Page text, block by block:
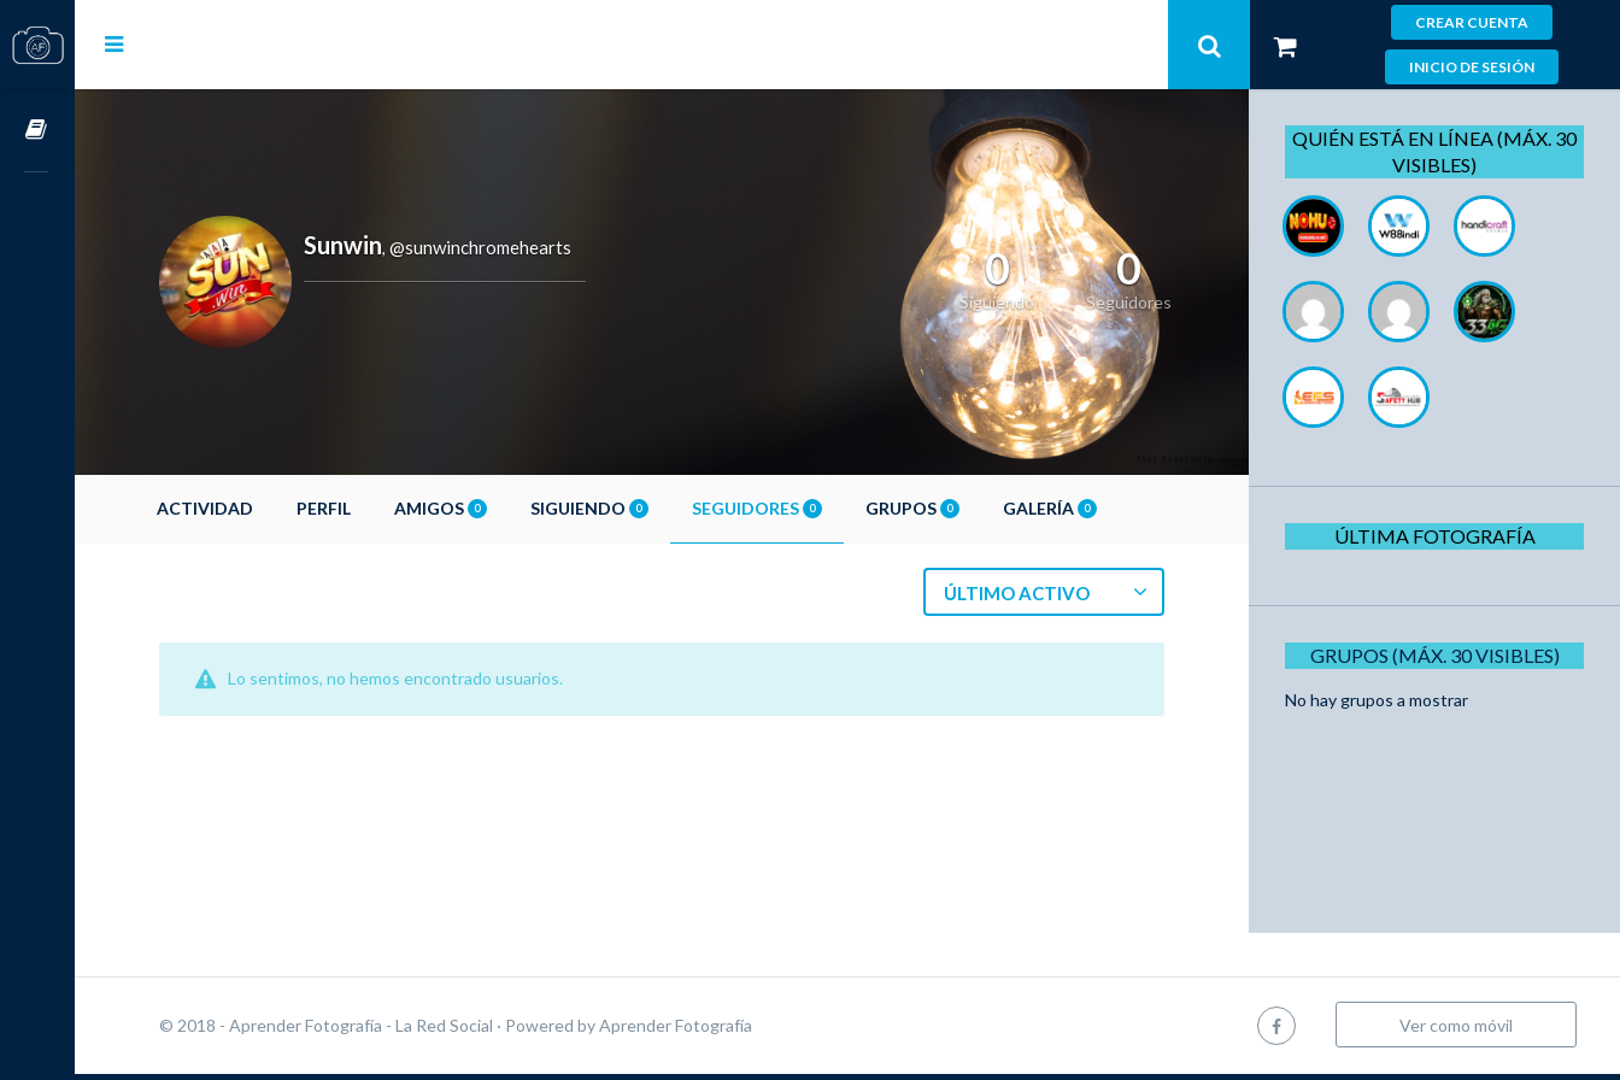
CREAR CUENTA
INICIO DE SESIÓN
Sunwin, @sunwinchromehearts 0
Siguiendo
0
Seguidores
ACTIVIDAD PERFIL AMIGOS 0 SIGUIENDO 0 SEGUIDORES 0 GRUPOS 0 GALERÍA 0
ÚLTIMO ACTIVO
Lo sentimos, no hemos encontrado usuarios.
QUIÉN ESTÁ EN LÍNEA (MÁX. 30
VISIBLES)
ÚLTIMA FOTOGRAFÍA
GRUPOS (MÁX. 30 VISIBLES)
No hay grupos a mostrar
© 2018 - Aprender Fotografía - La Red Social · Powered byAprender Fotografía